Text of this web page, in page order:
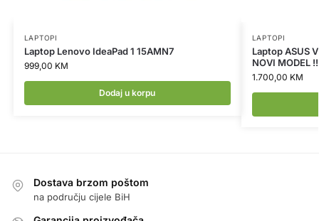
LAPTOPI
Laptop Lenovo IdeaPad 1 15AMN7
999,00 KM
Dodaj u korpu
LAPTOPI
Laptop ASUS
NOVI MODEL
1.700,00 KM
Dostava brzom poštom
na području cijele BiH